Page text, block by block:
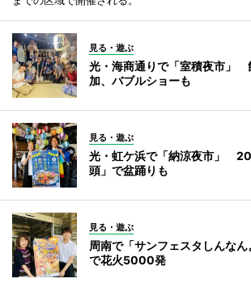
見る・遊ぶ
光・海商通りで「室積夜市」
加、バブルショーも
見る・遊ぶ
光・虹ケ浜で「納涼夜市」
頭」で盆踊りも
見る・遊ぶ
周南で「サンフェスタしんな
で花火5000発